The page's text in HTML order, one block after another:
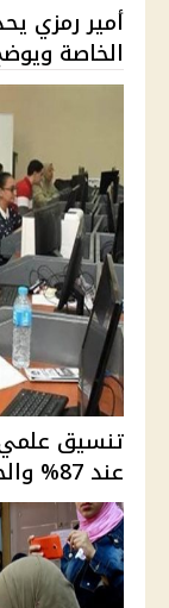
أمير رمزي
الخاصة
عند 87% والحاسبات 83% وأماكن بال...